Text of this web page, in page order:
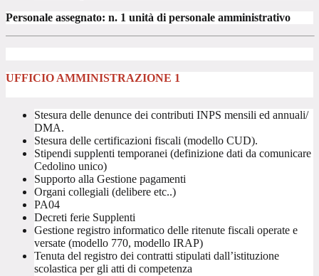
Personale assegnato: n. 1 unità di personale amministrativo
UFFICIO AMMINISTRAZIONE 1
Stesura delle denunce dei contributi INPS mensili ed annuali/
DMA.
Stesura delle certificazioni fiscali (modello CUD).
Stipendi supplenti temporanei (definizione dati da comunicare
Cedolino unico)
Supporto alla Gestione pagamenti
Organi collegiali (delibere etc..)
PA04
Decreti ferie Supplenti
Gestione registro informatico delle ritenute fiscali operate e
versate (modello 770, modello IRAP)
Tenuta del registro dei contratti stipulati dall’istituzione
scolastica per gli atti di competenza